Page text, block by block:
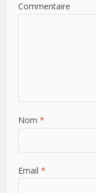
Commentaire
Nom *
Email *